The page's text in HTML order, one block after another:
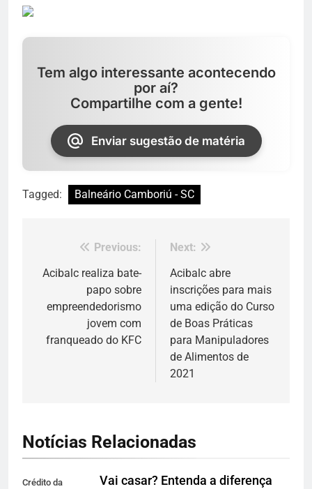
Tem algo interessante acontecendo
por aí?
Compartilhe com a gente!
Enviar sugestão de matéria
Tagged: Balneário Camboriú - SC
Navegação
de
Post
Previous:
Acibalc realiza bate-
papo sobre
empreendedorismo
jovem com
franqueado do KFC
Next:
Acibalc abre
inscrições para mais
uma edição do Curso
de Boas Práticas
para Manipuladores
de Alimentos de
2021
Notícias Relacionadas
Crédito da Vai casar? Entenda a diferença